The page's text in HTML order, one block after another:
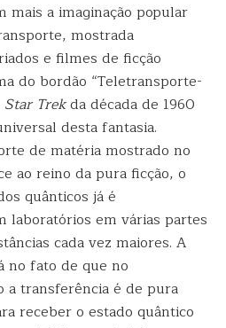
mais a imaginação popular
mostrada
e filmes de ficção
do bordão “Teletransporte-
Star Trekda década de 1960
desta fantasia.
de matéria mostrado no
ao reino da pura ficção, o
quânticos já é
laboratórios em várias partes
cada vez maiores. A
no fato de que no
transferência é de pura
receber o estado quântico